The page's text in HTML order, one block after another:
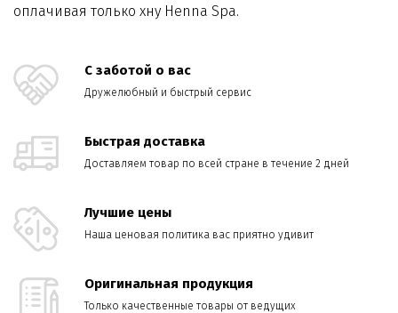
оплачивая только хну Henna Spa.
С заботой о вас
Дружелюбный и быстрый сервис
Быстрая доставка
Доставляем товар по всей стране в течение 2 дней
Лучшие цены
Наша ценовая политика вас приятно удивит
Оригинальная продукция
Только качественные товары от ведущих